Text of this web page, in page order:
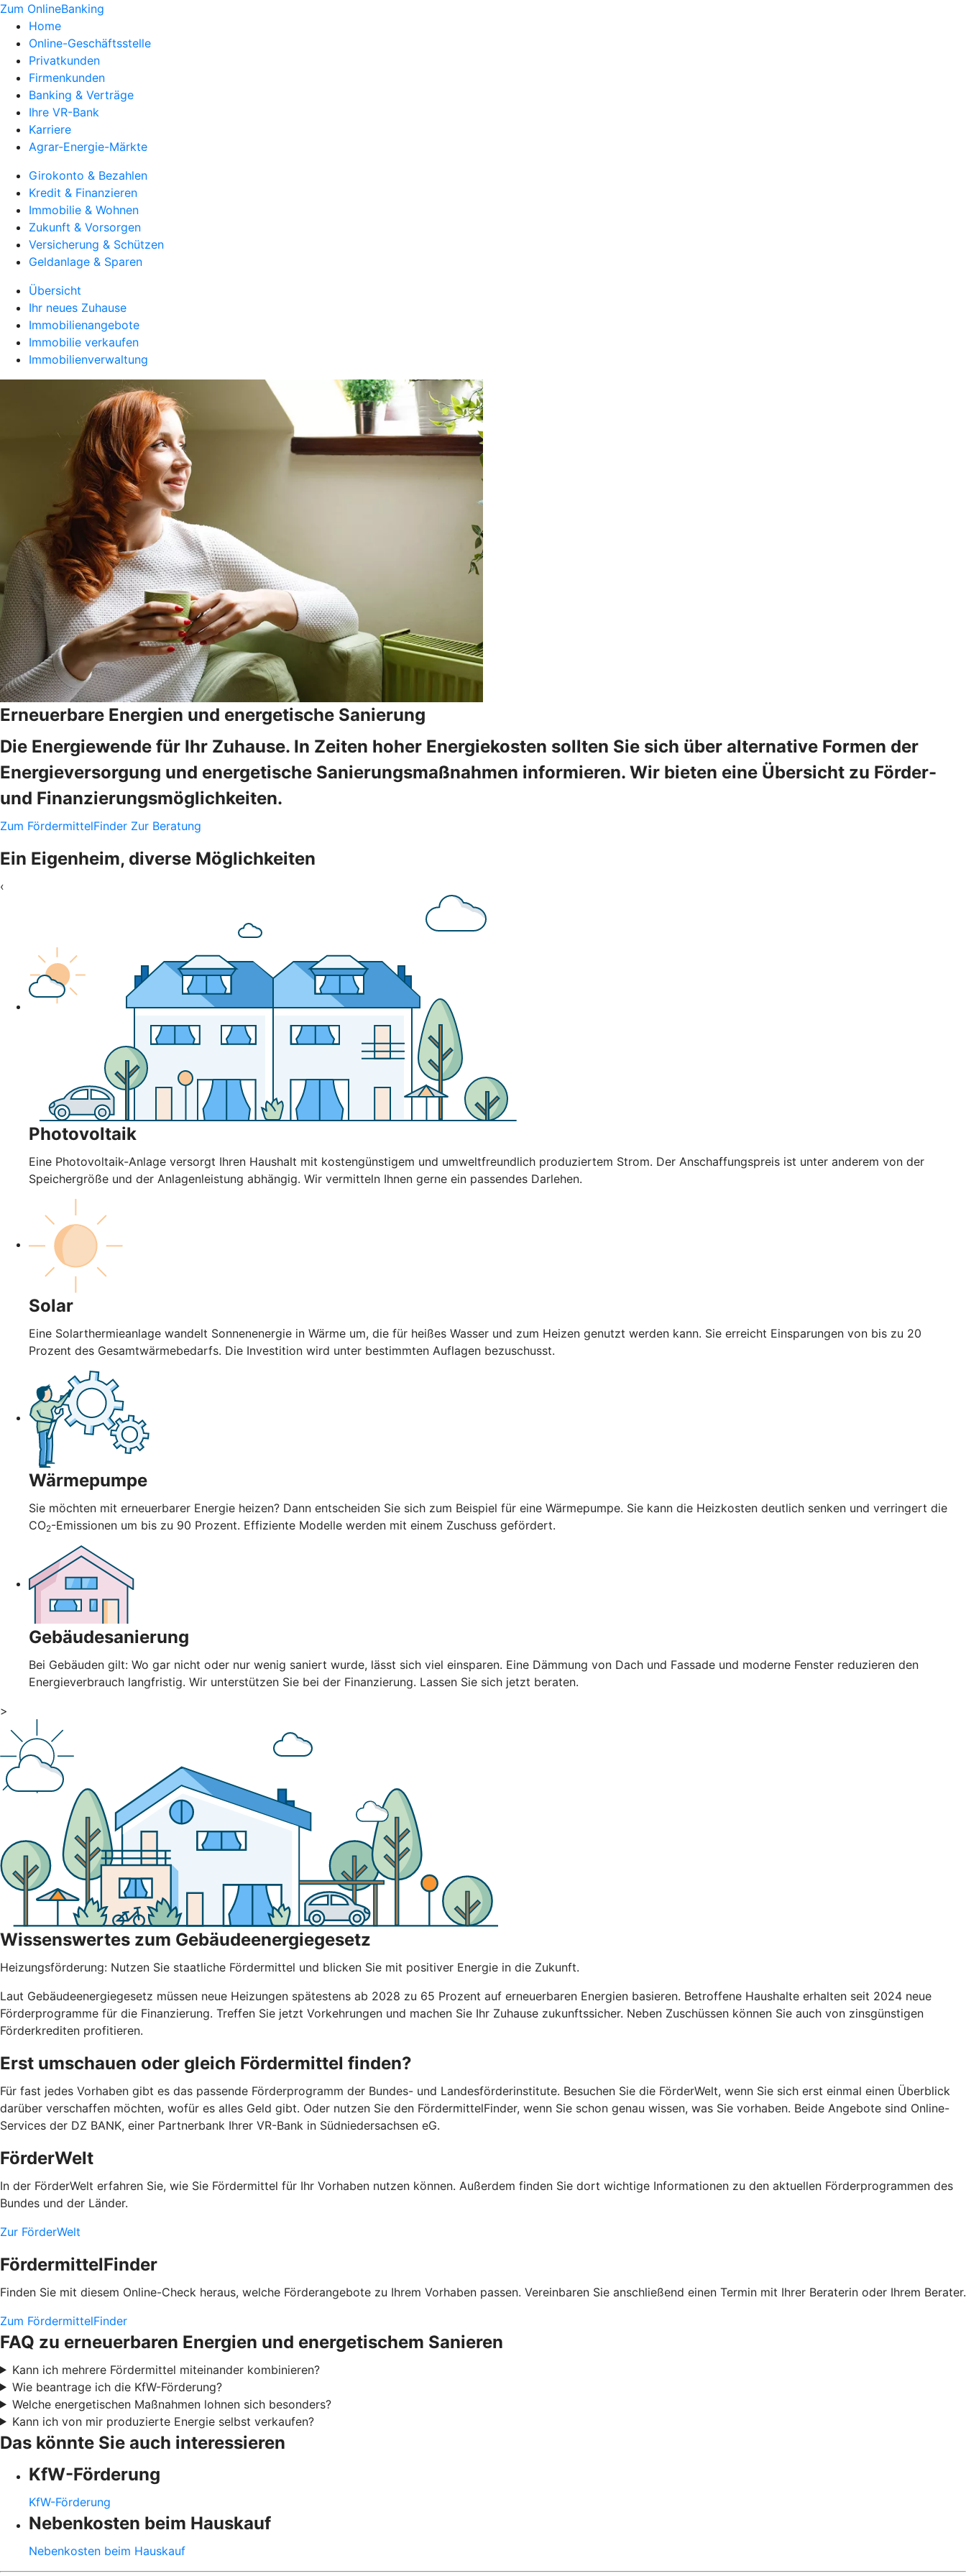
Zum OnlineBanking
Home
Online-Geschäftsstelle
Privatkunden
Firmenkunden
Banking & Verträge
Ihre VR-Bank
Karriere
Agrar-Energie-Märkte
Girokonto & Bezahlen
Kredit & Finanzieren
Immobilie & Wohnen
Zukunft & Vorsorgen
Versicherung & Schützen
Geldanlage & Sparen
Übersicht
Ihr neues Zuhause
Immobilienangebote
Immobilie verkaufen
Immobilienverwaltung
Erneuerbare Energien und energetische Sanierung
Die Energiewende für Ihr Zuhause. In Zeiten hoher Energiekosten sollten Sie sich über alternative Formen der
Energieversorgung und energetische Sanierungsmaßnahmen informieren. Wir bieten eine Übersicht zu Förder-
und Finanzierungsmöglichkeiten.
Zum FördermittelFinder Zur Beratung
Ein Eigenheim, diverse Möglichkeiten
‹
Photovoltaik
Eine Photovoltaik-Anlage versorgt Ihren Haushalt mit kostengünstigem und umweltfreundlich produziertem Strom. Der Anschaffungspreis ist unter anderem von der
Speichergröße und der Anlagenleistung abhängig. Wir vermitteln Ihnen gerne ein passendes Darlehen.
Solar
Eine Solarthermieanlage wandelt Sonnenenergie in Wärme um, die für heißes Wasser und zum Heizen genutzt werden kann. Sie erreicht Einsparungen von bis zu 20
Prozent des Gesamtwärmebedarfs. Die Investition wird unter bestimmten Auflagen bezuschusst.
Wärmepumpe
Sie möchten mit erneuerbarer Energie heizen? Dann entscheiden Sie sich zum Beispiel für eine Wärmepumpe. Sie kann die Heizkosten deutlich senken und verringert die
CO2-Emissionen um bis zu 90 Prozent. Effiziente Modelle werden mit einem Zuschuss gefördert.
Gebäudesanierung
Bei Gebäuden gilt: Wo gar nicht oder nur wenig saniert wurde, lässt sich viel einsparen. Eine Dämmung von Dach und Fassade und moderne Fenster reduzieren den
Energieverbrauch langfristig. Wir unterstützen Sie bei der Finanzierung. Lassen Sie sich jetzt beraten.
>
Wissenswertes zum Gebäudeenergiegesetz
Heizungsförderung: Nutzen Sie staatliche Fördermittel und blicken Sie mit positiver Energie in die Zukunft.
Laut Gebäudeenergiegesetz müssen neue Heizungen spätestens ab 2028 zu 65 Prozent auf erneuerbaren Energien basieren. Betroffene Haushalte erhalten seit 2024 neue
Förderprogramme für die Finanzierung. Treffen Sie jetzt Vorkehrungen und machen Sie Ihr Zuhause zukunftssicher. Neben Zuschüssen können Sie auch von zinsgünstigen
Förderkrediten profitieren.
Erst umschauen oder gleich Fördermittel finden?
Für fast jedes Vorhaben gibt es das passende Förderprogramm der Bundes- und Landesförderinstitute. Besuchen Sie die FörderWelt, wenn Sie sich erst einmal einen Überblick
darüber verschaffen möchten, wofür es alles Geld gibt. Oder nutzen Sie den FördermittelFinder, wenn Sie schon genau wissen, was Sie vorhaben. Beide Angebote sind Online-
Services der DZ BANK, einer Partnerbank Ihrer VR-Bank in Südniedersachsen eG.
FörderWelt
In der FörderWelt erfahren Sie, wie Sie Fördermittel für Ihr Vorhaben nutzen können. Außerdem finden Sie dort wichtige Informationen zu den aktuellen Förderprogrammen des
Bundes und der Länder.
Zur FörderWelt
FördermittelFinder
Finden Sie mit diesem Online-Check heraus, welche Förderangebote zu Ihrem Vorhaben passen. Vereinbaren Sie anschließend einen Termin mit Ihrer Beraterin oder Ihrem Berater.
Zum FördermittelFinder
FAQ zu erneuerbaren Energien und energetischem Sanieren
Kann ich mehrere Fördermittel miteinander kombinieren?
Wie beantrage ich die KfW-Förderung?
Welche energetischen Maßnahmen lohnen sich besonders?
Kann ich von mir produzierte Energie selbst verkaufen?
Das könnte Sie auch interessieren
KfW-Förderung
KfW-Förderung
Nebenkosten beim Hauskauf
Nebenkosten beim Hauskauf